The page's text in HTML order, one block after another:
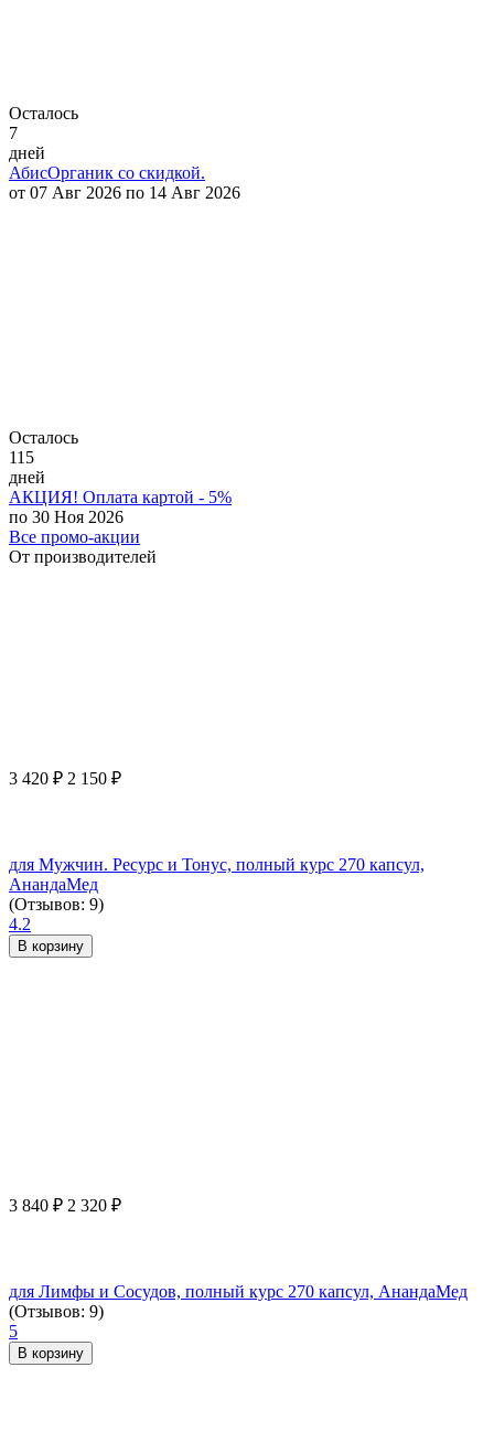
Осталось
7
дней
АбисОрганик со скидкой.
от 07 Авг 2026 по 14 Авг 2026
Осталось
115
дней
АКЦИЯ! Оплата картой - 5%
по 30 Ноя 2026
Все промо-акции
От производителей
3 420 ₽ 2 150 ₽
для Мужчин. Ресурс и Тонус, полный курс 270 капсул,
АнандаМед
(Отзывов: 9)
4.2
В корзину
3 840 ₽ 2 320 ₽
для Лимфы и Сосудов, полный курс 270 капсул, АнандаМед
(Отзывов: 9)
5
В корзину